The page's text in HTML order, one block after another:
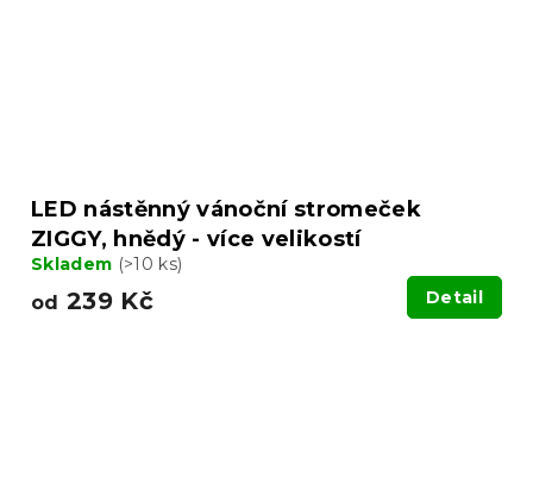
LED nástěnný vánoční stromeček
ZIGGY, hnědý - více velikostí
Skladem (>10 ks)
od 239 Kč Detail